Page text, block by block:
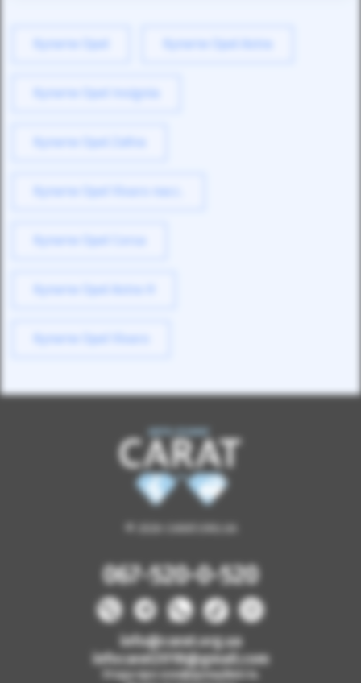
Купити Opel Купити Opel Astra
Купити Opel Insignia
Купити Opel Zafira
Купити Opel Vivaro пасс.
Купити Opel Corsa
Купити Opel Astra H
Купити Opel Vivaro
067-520-0-520
info@carat.org.ua
infocarat2018@gmail.com
Угода про конфіденційність